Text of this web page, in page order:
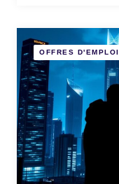
OFFRES D'EMPLOI